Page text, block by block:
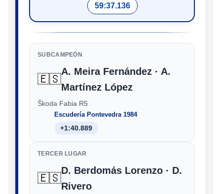
59:37.136
SUBCAMPEÓN
🇪🇸
A. Meira Fernández · A.
Martínez López
Škoda Fabia R5
Escudería Pontevedra 1984
+1:40.889
TERCER LUGAR
🇪🇸
D. Berdomás Lorenzo · D.
Rivero